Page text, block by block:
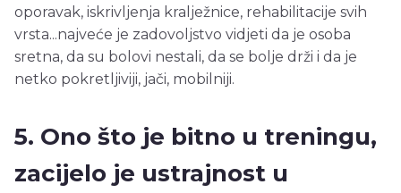
oporavak, iskrivljenja kralježnice, rehabilitacije svih
vrsta...najveće je zadovoljstvo vidjeti da je osoba
sretna, da su bolovi nestali, da se bolje drži i da je
netko pokretljiviji, jači, mobilniji.
5. Ono što je bitno u treningu,
zacijelo je ustrajnost u